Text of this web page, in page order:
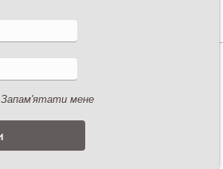
Запам'ятати мене